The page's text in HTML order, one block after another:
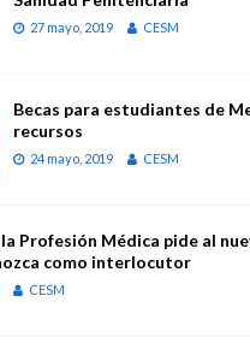
27 mayo, 2019 CESM
Becas para estudiantes de
recursos
24 mayo, 2019 CESM
Profesión Médica pide al
como interlocutor
CESM